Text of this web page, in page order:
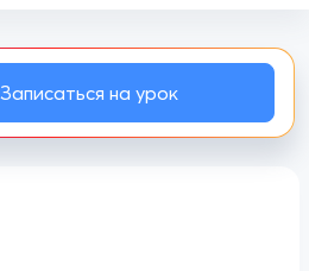
Записаться на урок